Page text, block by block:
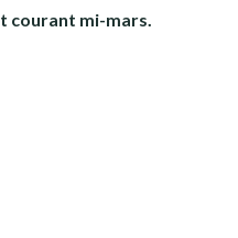
courant mi-mars.